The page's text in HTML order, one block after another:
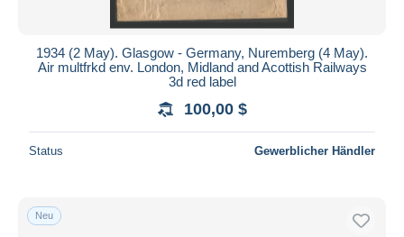
1934 (2 May). Glasgow - Germany, Nuremberg (4 May).
Air multfrkd env. London, Midland and Acottish Railways
3d red label
100,00 $
Status Gewerblicher Händler
Neu